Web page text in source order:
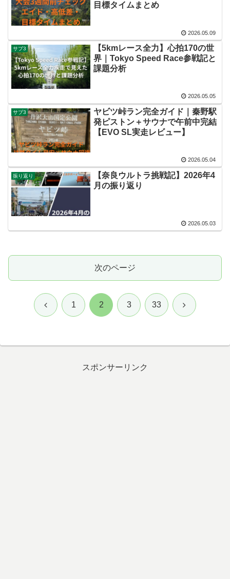
目標タイムまとめ
2026.05.09
サブ3
【5kmレース全力】心拍170の世
界｜Tokyo Speed Race参戦記と
課題分析
2026.05.05
サブ3
ヤビツ峠ラン完全ガイド｜秦野駅
発ピストン＋サウナで午前中完結
【EVO SL実走レビュー】
2026.05.04
振り返り
【奈良ウルトラ挑戦記】2026年4
月の振り返り
2026.05.03
次のページ
前 1 2 3 33 次
スポンサーリンク